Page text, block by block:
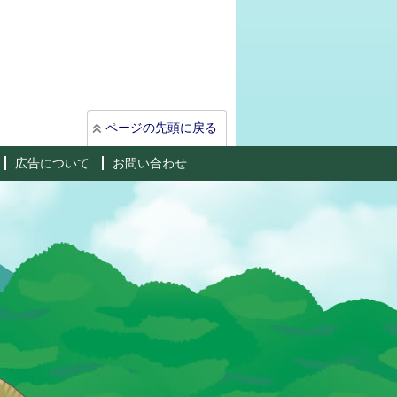
ページの先頭に戻る
広告について お問い合わせ